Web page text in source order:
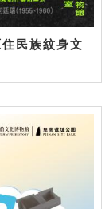
民族紋身文